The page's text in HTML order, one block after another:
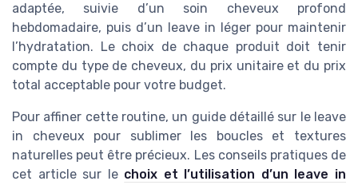
adaptée, suivie d’un soin cheveux profond
hebdomadaire, puis d’un leave in léger pour maintenir
l’hydratation. Le choix de chaque produit doit tenir
compte du type de cheveux, du prix unitaire et du prix
total acceptable pour votre budget.
Pour affiner cette routine, un guide détaillé sur le leave
in cheveux pour sublimer les boucles et textures
naturelles peut être précieux. Les conseils pratiques de
cet article sur le choix et l’utilisation d’un leave in